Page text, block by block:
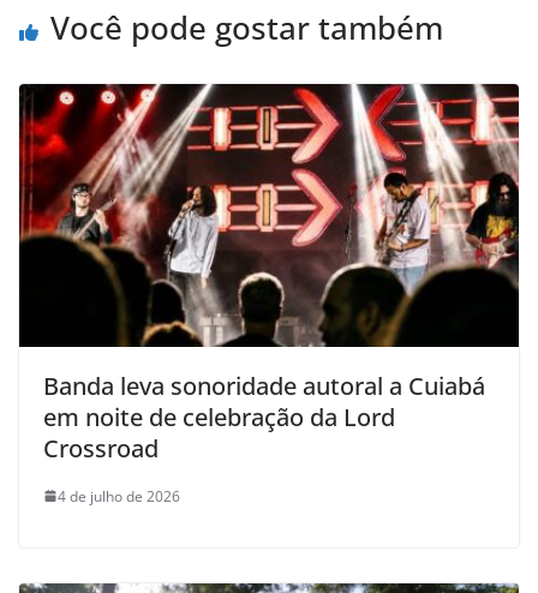
Você pode gostar também
Banda leva sonoridade autoral a Cuiabá
em noite de celebração da Lord
Crossroad
4 de julho de 2026